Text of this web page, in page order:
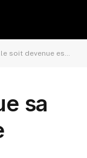
devenue escorte
sa